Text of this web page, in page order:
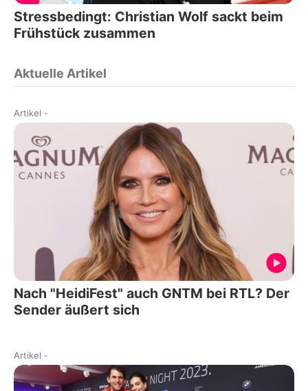
Stressbedingt: Christian Wolf sackt beim
Frühstück zusammen
Aktuelle Artikel
Artikel -
Nach "HeidiFest" auch GNTM bei RTL? Der
Sender äußert sich
Artikel -